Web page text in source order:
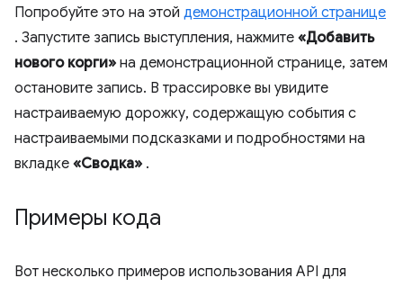
Попробуйте это на этой демонстрационной странице
. Запустите запись выступления, нажмите «Добавить
нового корги» на демонстрационной странице, затем
остановите запись. В трассировке вы увидите
настраиваемую дорожку, содержащую события с
настраиваемыми подсказками и подробностями на
вкладке «Сводка» .
Примеры кода
Вот несколько примеров использования API для